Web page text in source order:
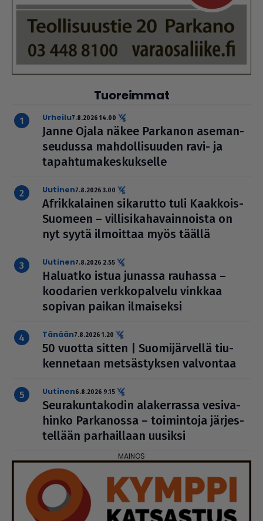
Tuoreimmat
urheilu7.8.2026 14.00
Janne Ojala näkee Parkanon ase­man­
seu­dussa mah­dol­li­suu­den ravi- ja
tapah­tu­ma­kes­kuk­selle
uutinen7.8.2026 3.00
Afrik­ka­lai­nen sikarutto tuli Kaakkois-
Suomeen – vil­li­si­ka­ha­vain­noista on
nyt syytä ilmoittaa myös täällä
uutinen7.8.2026 2.55
Haluatko istua junassa rauhassa –
koodarien verk­ko­pal­velu vinkkaa
sopivan paikan ilmai­seksi
Tänään7.8.2026 1.20
50 vuotta sitten | Suo­mi­jär­vellä tiu­
ken­ne­taan met­säs­tyk­sen valvontaa
uutinen6.8.2026 9.15
Seu­ra­kun­ta­ko­din ala­ker­rassa vesi­va­
hinko Par­ka­nossa – toi­min­toja jär­jes­
tel­lään par­hail­laan uusiksi